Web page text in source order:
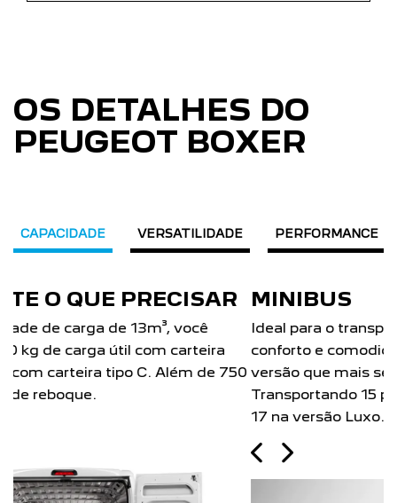
OS DETALHES DO
PEUGEOT BOXER
CAPACIDADE VERSATILIDADE PERFORMANCE
MINIBUS
Ideal para o transporte de passageiros com
conforto e comodidade para o motorista. Escolha a
versão que mais se adapta ao seu negócio.
Transportando 15 passageiros na versão Comfort e
Transporte o que precisar